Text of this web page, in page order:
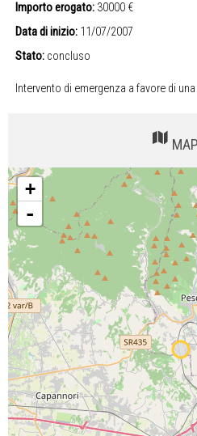
Importo erogato: 30000 €
Data di inizio: 11/07/2007
Stato: concluso
Intervento di emergenza a favore di
+
-